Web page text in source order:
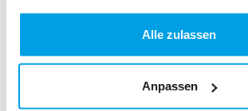
Alle zulassen
Anpassen